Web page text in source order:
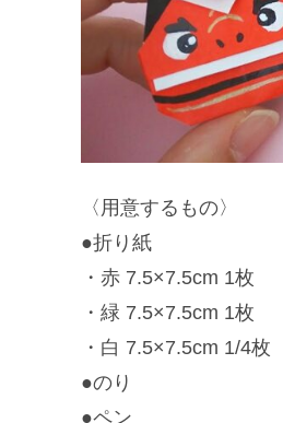
〈用意するもの〉
●折り紙
・赤 7.5×7.5cm 1枚
・緑 7.5×7.5cm 1枚
・白 7.5×7.5cm 1/4枚
●のり
●ペン